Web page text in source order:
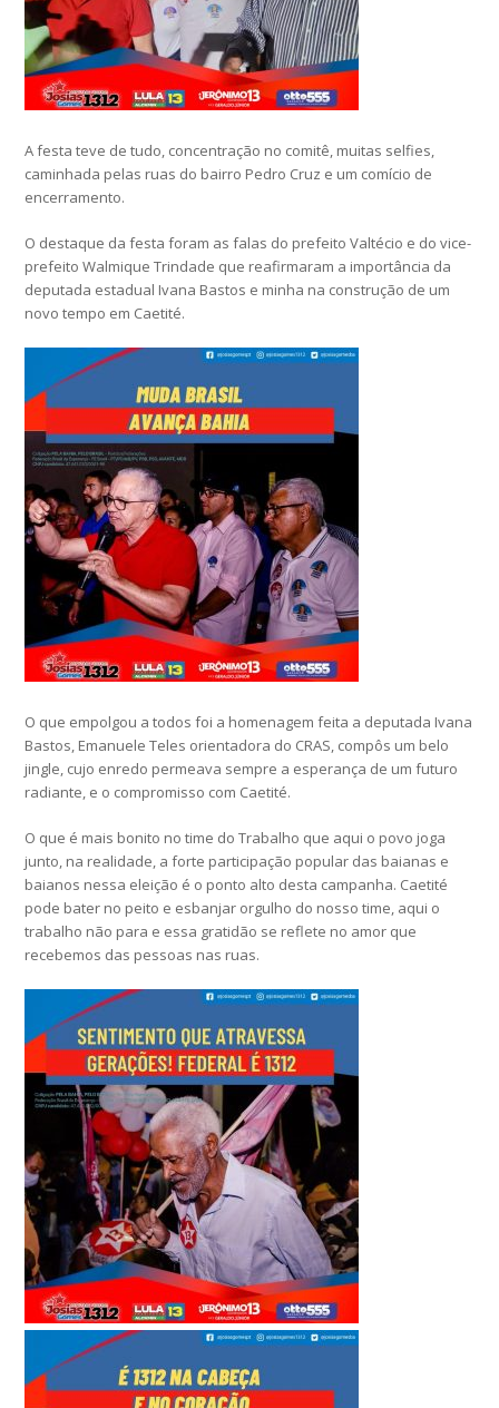
A festa teve de tudo, concentração no comitê, muitas selfies,
caminhada pelas ruas do bairro Pedro Cruz e um comício de
encerramento.
O destaque da festa foram as falas do prefeito Valtécio e do vice-
prefeito Walmique Trindade que reafirmaram a importância da
deputada estadual Ivana Bastos e minha na construção de um
novo tempo em Caetité.
O que empolgou a todos foi a homenagem feita a deputada Ivana
Bastos, Emanuele Teles orientadora do CRAS, compôs um belo
jingle, cujo enredo permeava sempre a esperança de um futuro
radiante, e o compromisso com Caetité.
O que é mais bonito no time do Trabalho que aqui o povo joga
junto, na realidade, a forte participação popular das baianas e
baianos nessa eleição é o ponto alto desta campanha. Caetité
pode bater no peito e esbanjar orgulho do nosso time, aqui o
trabalho não para e essa gratidão se reflete no amor que
recebemos das pessoas nas ruas.